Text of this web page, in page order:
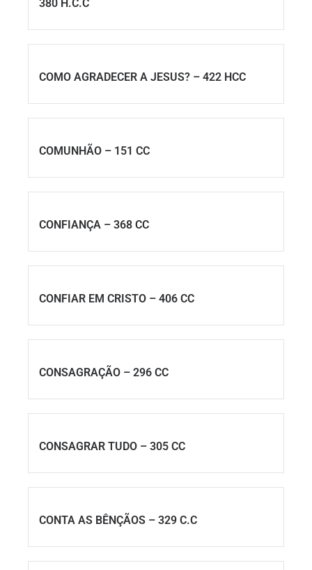
380 H.C.C
COMO AGRADECER A JESUS? – 422 HCC
COMUNHÃO – 151 CC
CONFIANÇA – 368 CC
CONFIAR EM CRISTO – 406 CC
CONSAGRAÇÃO – 296 CC
CONSAGRAR TUDO – 305 CC
CONTA AS BÊNÇÃOS – 329 C.C